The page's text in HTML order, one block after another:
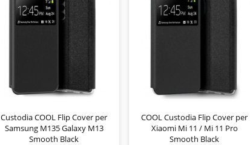
Custodia COOL Flip Cover per
Samsung M135 Galaxy M13
Smooth Black
COOL Custodia Flip Cover per
Xiaomi Mi 11 / Mi 11 Pro
Smooth Black